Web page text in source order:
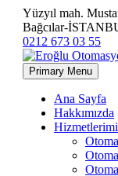
Yüzyıl mah.
Bağcılar-
0212 673 03 55
Primary Menu
Ana Sayfa
Hakkımızda